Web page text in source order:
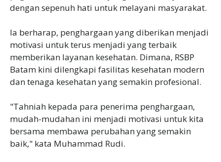
dengan sepenuh hati untuk melayani masyarakat.
Ia berharap, penghargaan yang diberikan menjadi
motivasi untuk terus menjadi yang terbaik
memberikan layanan kesehatan. Dimana, RSBP
Batam kini dilengkapi fasilitas kesehatan modern
dan tenaga kesehatan yang semakin profesional.
"Tahniah kepada para penerima penghargaan,
mudah-mudahan ini menjadi motivasi untuk kita
bersama membawa perubahan yang semakin
baik," kata Muhammad Rudi.